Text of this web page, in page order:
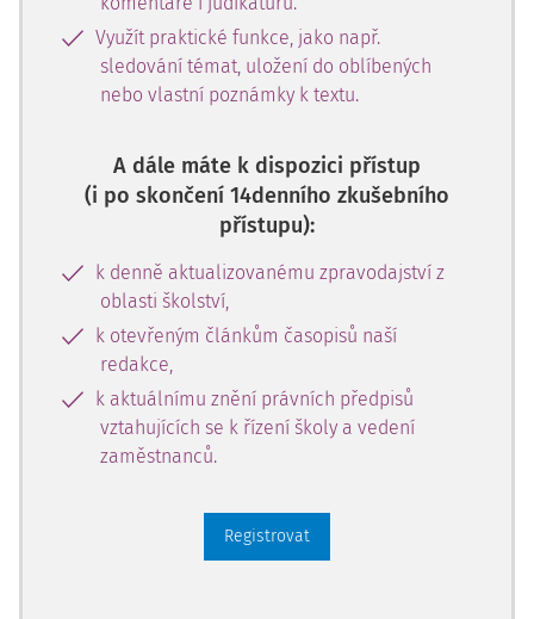
Využít praktické funkce, jako např.
sledování témat, uložení do oblíbených
nebo vlastní poznámky k textu.
A dále máte k dispozici přístup
(i po skončení 14denního zkušebního
přístupu):
k denně aktualizovanému zpravodajství z
oblasti školství,
k otevřeným článkům časopisů naší
redakce,
k aktuálnímu znění právních předpisů
vztahujících se k řízení školy a vedení
zaměstnanců.
Registrovat